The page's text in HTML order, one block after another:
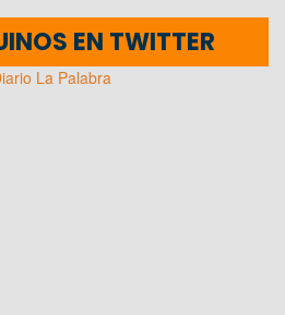
EN TWITTER
La Palabra